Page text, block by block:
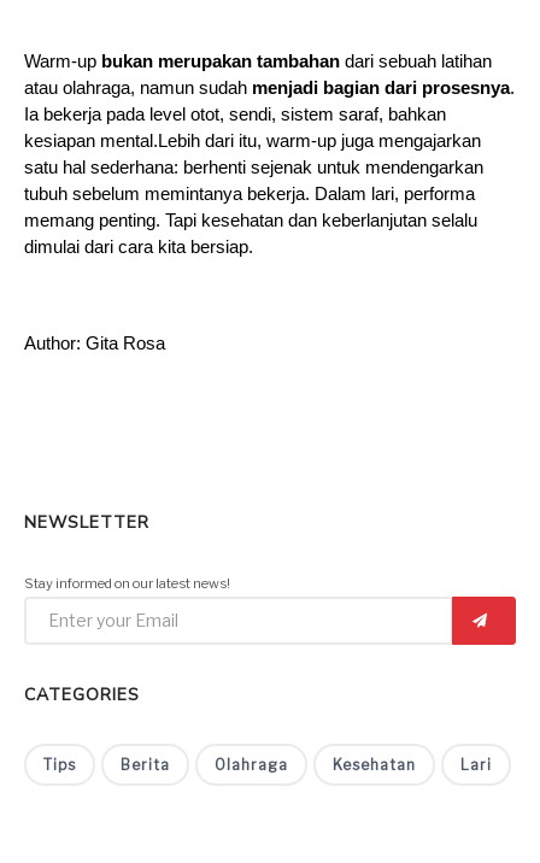
Warm-up bukan merupakan tambahan dari sebuah latihan
atau olahraga, namun sudah menjadi bagian dari prosesnya.
Ia bekerja pada level otot, sendi, sistem saraf, bahkan
kesiapan mental.Lebih dari itu, warm-up juga mengajarkan
satu hal sederhana: berhenti sejenak untuk mendengarkan
tubuh sebelum memintanya bekerja. Dalam lari, performa
memang penting. Tapi kesehatan dan keberlanjutan selalu
dimulai dari cara kita bersiap.
Author: Gita Rosa
NEWSLETTER
Stay informed on our latest news!
CATEGORIES
Tips Berita Olahraga Kesehatan Lari